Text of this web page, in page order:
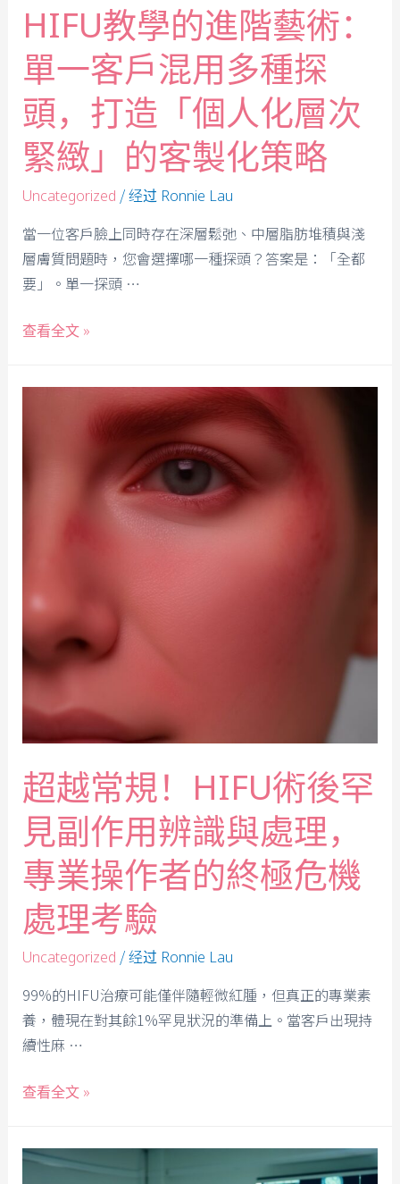
HIFU教學的進階藝術：
單一客戶混用多種探
頭，打造「個人化層次
緊緻」的客製化策略
Uncategorized / 经过 Ronnie Lau
當一位客戶臉上同時存在深層鬆弛、中層脂肪堆積與淺
層膚質問題時，您會選擇哪一種探頭？答案是：「全都
要」。單一探頭 …
查看全文 »
超越常規！HIFU術後罕
見副作用辨識與處理，
專業操作者的終極危機
處理考驗
Uncategorized / 经过 Ronnie Lau
99%的HIFU治療可能僅伴隨輕微紅腫，但真正的專業素
養，體現在對其餘1%罕見狀況的準備上。當客戶出現持
續性麻 …
查看全文 »